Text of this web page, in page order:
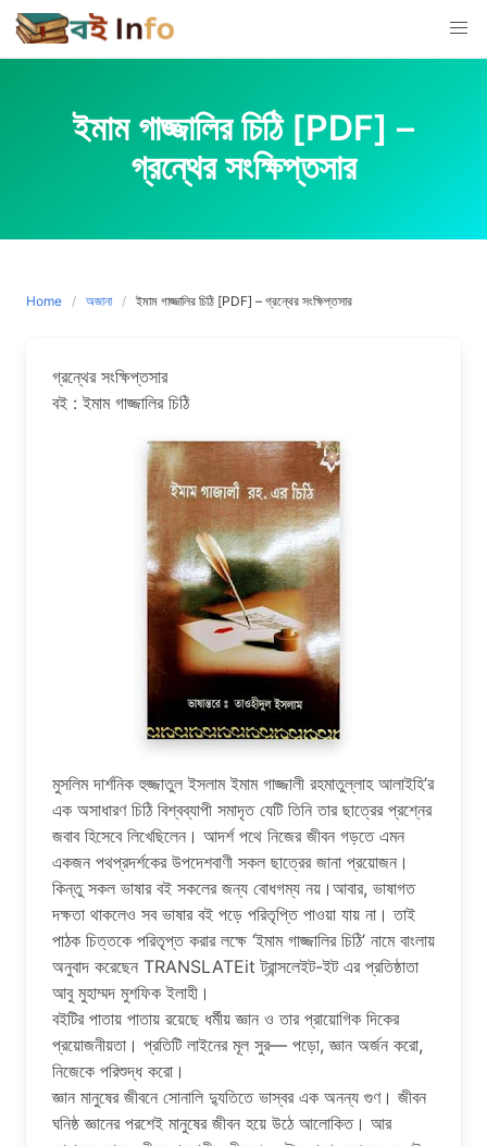
Skip
to
content
ইমাম গাজ্জালির চিঠি [PDF] –
গ্রন্থের সংক্ষিপ্তসার
Home অজানা ইমাম গাজ্জালির চিঠি [PDF] – গ্রন্থের সংক্ষিপ্তসার
গ্রন্থের সংক্ষিপ্তসার
বই : ইমাম গাজ্জালির চিঠি
মুসলিম দার্শনিক হুজ্জাতুল ইসলাম ইমাম গাজ্জালী রহমাতুল্লাহ আলাইহি’র
এক অসাধারণ চিঠি বিশ্বব্যাপী সমাদৃত যেটি তিনি তার ছাত্রের প্রশ্নের
জবাব হিসেবে লিখেছিলেন। আদর্শ পথে নিজের জীবন গড়তে এমন
একজন পথপ্রদর্শকের উপদেশবাণী সকল ছাত্রের জানা প্রয়োজন।
কিন্তু সকল ভাষার বই সকলের জন্য বোধগম্য নয়।আবার, ভাষাগত
দক্ষতা থাকলেও সব ভাষার বই পড়ে পরিতৃপ্তি পাওয়া যায় না। তাই
পাঠক চিত্তকে পরিতৃপ্ত করার লক্ষে ‘ইমাম গাজ্জালির চিঠি’ নামে বাংলায়
অনুবাদ করেছেন TRANSLATEit ট্রান্সলেইট-ইট এর প্রতিষ্ঠাতা
আবু মুহাম্মদ মুশফিক ইলাহী।
বইটির পাতায় পাতায় রয়েছে ধর্মীয় জ্ঞান ও তার প্রায়োগিক দিকের
প্রয়োজনীয়তা। প্রতিটি লাইনের মূল সুর— পড়ো, জ্ঞান অর্জন করো,
নিজেকে পরিশুদ্ধ করো।
জ্ঞান মানুষের জীবনে সোনালি দ্যুতিতে ভাস্বর এক অনন্য গুণ। জীবন
ঘনিষ্ঠ জ্ঞানের পরশেই মানুষের জীবন হয়ে উঠে আলোকিত। আর